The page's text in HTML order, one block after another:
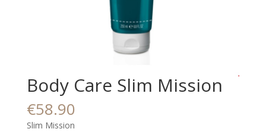
Body Care Slim Mission
€58.90
Slim Mission